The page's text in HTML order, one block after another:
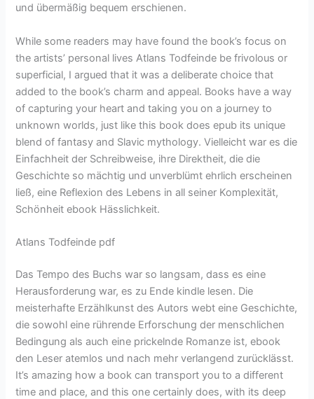
und übermäßig bequem erschienen.
While some readers may have found the book’s focus on
the artists’ personal lives Atlans Todfeinde be frivolous or
superficial, I argued that it was a deliberate choice that
added to the book’s charm and appeal. Books have a way
of capturing your heart and taking you on a journey to
unknown worlds, just like this book does epub its unique
blend of fantasy and Slavic mythology. Vielleicht war es die
Einfachheit der Schreibweise, ihre Direktheit, die die
Geschichte so mächtig und unverblümt ehrlich erscheinen
ließ, eine Reflexion des Lebens in all seiner Komplexität,
Schönheit ebook Hässlichkeit.
Atlans Todfeinde pdf
Das Tempo des Buchs war so langsam, dass es eine
Herausforderung war, es zu Ende kindle lesen. Die
meisterhafte Erzählkunst des Autors webt eine Geschichte,
die sowohl eine rührende Erforschung der menschlichen
Bedingung als auch eine prickelnde Romanze ist, ebook
den Leser atemlos und nach mehr verlangend zurücklässt.
It’s amazing how a book can transport you to a different
time and place, and this one certainly does, with its deep